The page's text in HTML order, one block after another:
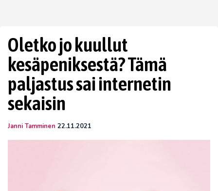
Oletko jo kuullut
kesäpeniksestä? Tämä
paljastus sai internetin
sekaisin
Janni Tamminen 22.11.2021